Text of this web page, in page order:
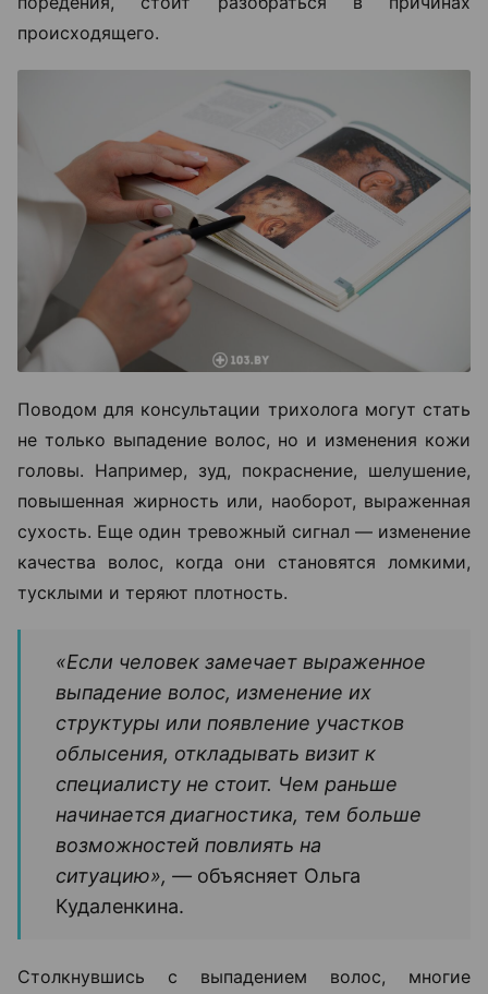
происходящего.
Поводом для консультации трихолога могут стать
не только выпадение волос, но и изменения кожи
головы. Например, зуд, покраснение, шелушение,
повышенная жирность или, наоборот, выраженная
сухость. Еще один тревожный сигнал — изменение
качества волос, когда они становятся ломкими,
тусклыми и теряют плотность.
«Если человек замечает выраженное
выпадение волос, изменение их
структуры или появление участков
облысения, откладывать визит к
специалисту не стоит. Чем раньше
начинается диагностика, тем больше
возможностей повлиять на
ситуацию», — объясняет Ольга
Кудаленкина.
Столкнувшись с выпадением волос, многие